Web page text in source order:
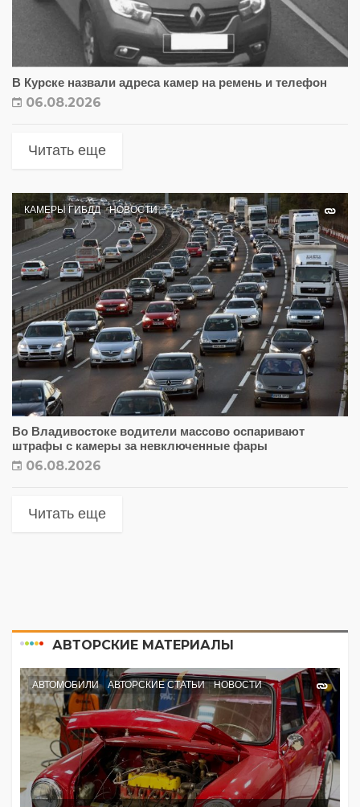
В Курске назвали адреса камер на ремень и телефон
06.08.2026
Читать еще
КАМЕРЫ ГИБДД НОВОСТИ
Во Владивостоке водители массово оспаривают
штрафы с камеры за невключенные фары
06.08.2026
Читать еще
АВТОРСКИЕ МАТЕРИАЛЫ
АВТОМОБИЛИ АВТОРСКИЕ СТАТЬИ НОВОСТИ